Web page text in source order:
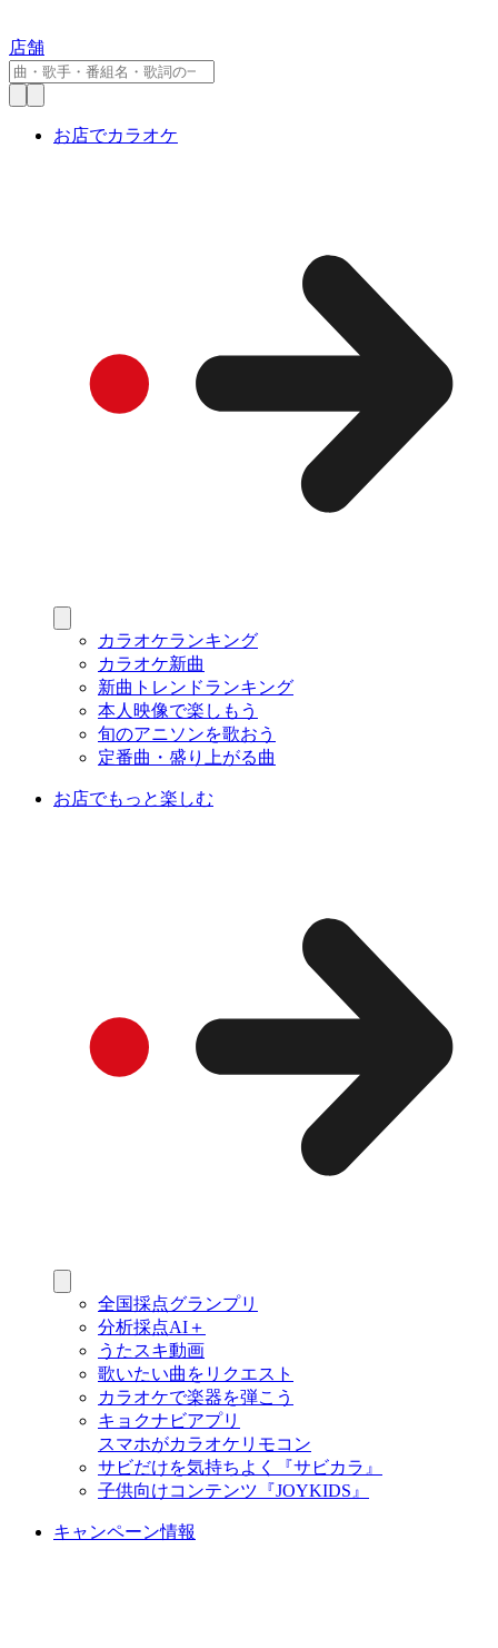
店舗
お店でカラオケ
カラオケランキング
カラオケ新曲
新曲トレンドランキング
本人映像で楽しもう
旬のアニソンを歌おう
定番曲・盛り上がる曲
お店でもっと楽しむ
全国採点グランプリ
分析採点AI＋
うたスキ動画
歌いたい曲をリクエスト
カラオケで楽器を弾こう
キョクナビアプリ
スマホがカラオケリモコン
サビだけを気持ちよく『サビカラ』
子供向けコンテンツ『JOYKIDS』
キャンペーン情報